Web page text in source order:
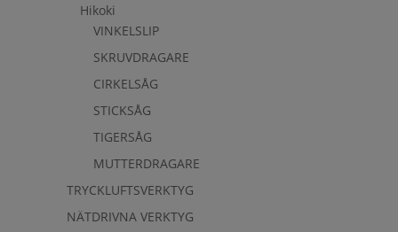
Hikoki
VINKELSLIP
SKRUVDRAGARE
CIRKELSÅG
STICKSÅG
TIGERSÅG
MUTTERDRAGARE
TRYCKLUFTSVERKTYG
NÄTDRIVNA VERKTYG